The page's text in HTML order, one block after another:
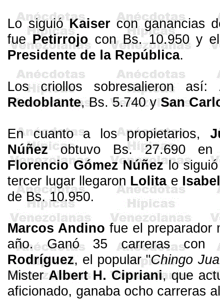
Lo siguióKaisercon ganancias
fuePetirrojocon Bs. 10.950 y
Presidente de la República.
Los criollos sobresalieron así:
Redoblante, Bs. 5.740 ySan
En cuanto a los propietarios,
Núñezobtuvo Bs. 27.690 en
Florencio Gómez Núñezlo siguió
tercer lugar llegaron Lolitae
de Bs. 10.950.
Marcos Andino fue el preparador
año. Ganó 35 carreras con
Rodríguez, el popular "Chingo
MisterAlbert H.Cipriani, que
aficionado, ganaba ocho carreras